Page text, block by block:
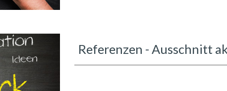
Referenzen - Ausschnitt